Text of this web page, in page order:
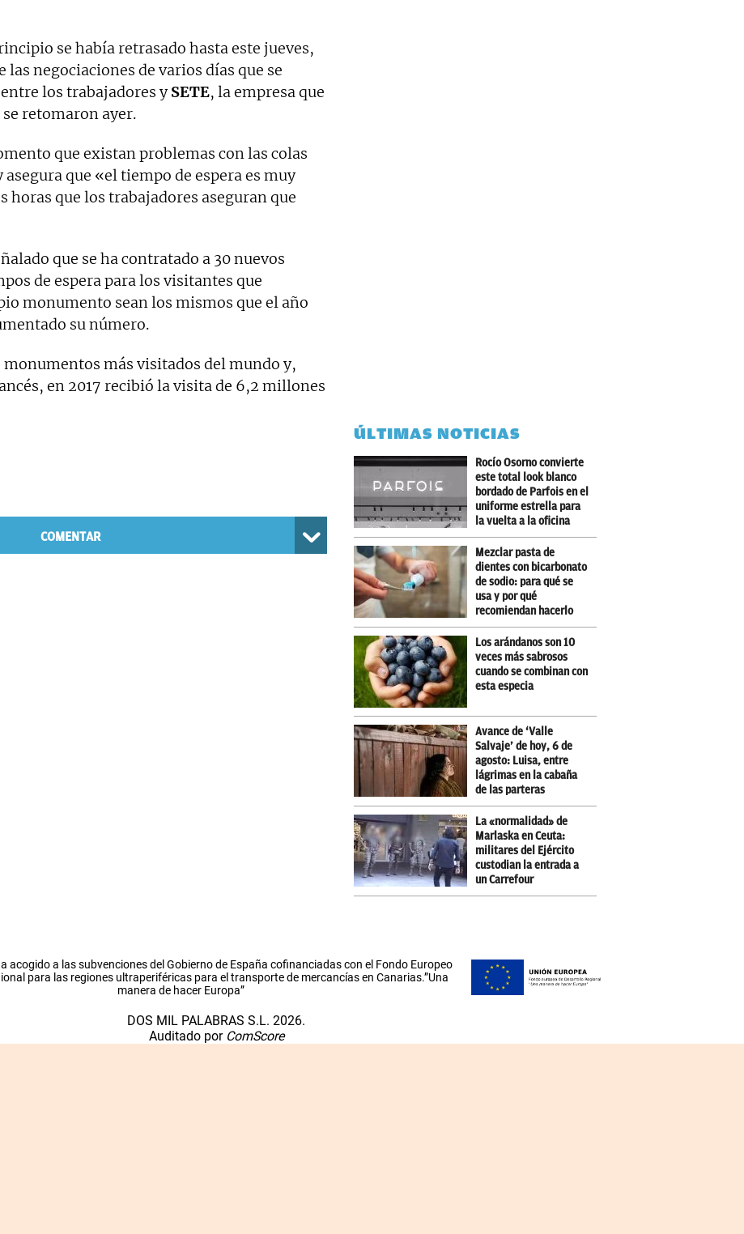
se había retrasado hasta este jueves,
las negociaciones de varios días que se
los trabajadores ySETE, la empresa que
retomaron ayer.
que existan problemas con las colas
que «el tiempo de espera es muy
horas que los trabajadores aseguran que
que se ha contratado a 30 nuevos
de espera para los visitantes que
monumento sean los mismos que el año
su número.
monumentos más visitados del mundo y,
en 2017 recibió la visita de 6,2 millones
COMENTAR
ÚLTIMAS NOTICIAS
Rocío Osorno convierte
este total look blanco
bordado de Parfois en el
uniforme estrella para
la vuelta a la oficina
Mezclar pasta de
dientes con bicarbonato
de sodio: para qué se
usa y por qué
recomiendan hacerlo
Los arándanos son 10
veces más sabrosos
cuando se combinan con
esta especia
Avance de ‘Valle
Salvaje’ de hoy, 6 de
agosto: Luisa, entre
lágrimas en la cabaña
de las parteras
La «normalidad» de
Marlaska en Ceuta:
militares del Ejército
custodian la entrada a
un Carrefour
acogido a las subvenciones del Gobierno de España cofinanciadas con el Fondo Europeo
para las regiones ultraperiféricas para el transporte de mercancías en Canarias.”Una
manera de hacer Europa”
DOS MIL PALABRAS S.L. 2026.
Auditado por ComScore